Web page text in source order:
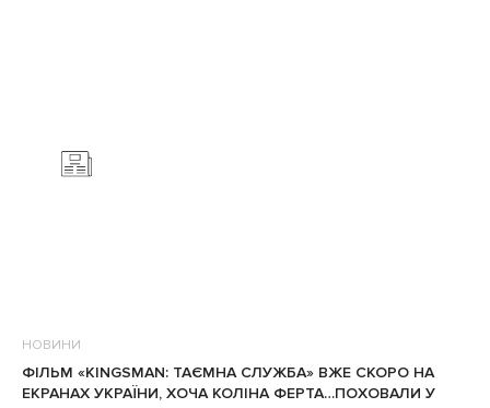
НОВИНИ
ФІЛЬМ «KINGSMAN: ТАЄМНА СЛУЖБА» ВЖЕ СКОРО НА
ЕКРАНАХ УКРАЇНИ, ХОЧА КОЛІНА ФЕРТА…ПОХОВАЛИ У